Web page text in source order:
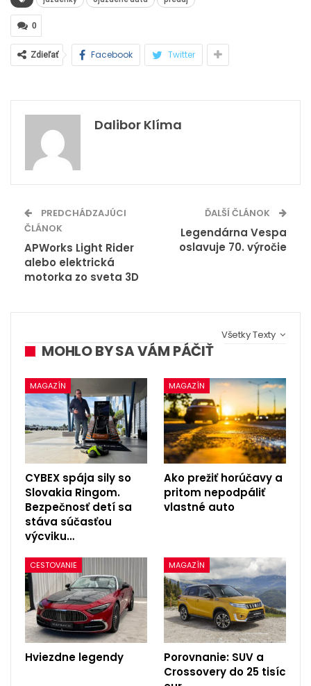
0
Zdieľať Facebook Twitter
Dalibor Klíma
PREDCHÁDZAJÚCI
ČLÁNOK
APWorks Light Rider
alebo elektrická
motorka zo sveta 3D
ĎALŠÍ ČLÁNOK
Legendárna Vespa
oslavuje 70. výročie
Všetky Texty
MOHLO BY SA VÁM PÁČIŤ
MAGAZÍN
CYBEX spája sily so
Slovakia Ringom.
Bezpečnosť detí sa
stáva súčasťou
výcviku…
MAGAZÍN
Ako prežiť horúčavy a
pritom nepodpáliť
vlastné auto
CESTOVANIE
Hviezdne legendy
MAGAZÍN
Porovnanie: SUV a
Crossovery do 25 tisíc